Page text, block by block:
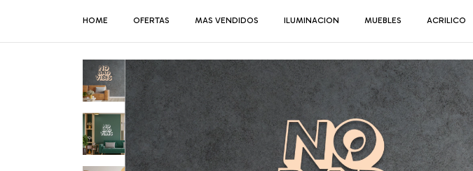
HOME OFERTAS MAS VENDIDOS ILUMINACION MUEBLES ACRILICO